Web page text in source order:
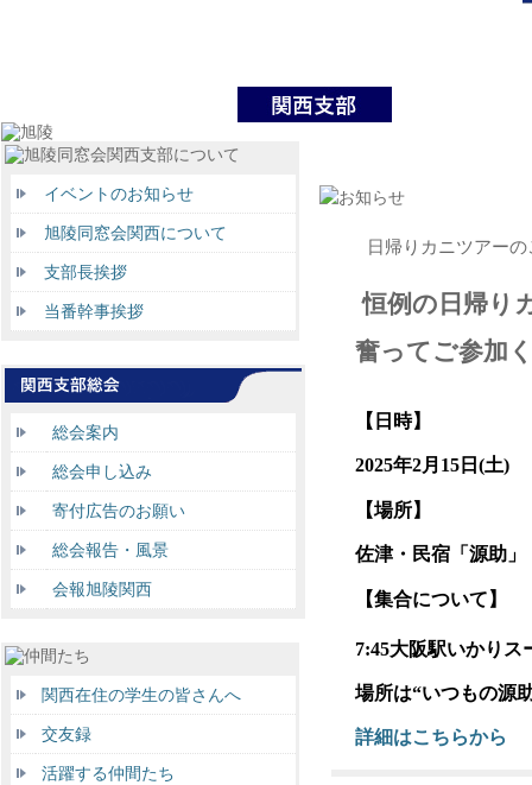
イベントのお知らせ
旭陵同窓会関西について
支部長挨拶
当番幹事挨拶
総会案内
総会申し込み
寄付広告のお願い
総会報告・風景
会報旭陵関西
関西在住の学生の皆さんへ
交友録
活躍する仲間たち
日帰りカニツアー
恒例の日帰り
奮ってご参加
【日時】
2025年2月 15 日 (土)
【場所】
佐津・民宿「源助
【集合について】
7:45大阪駅いかりス
場所は“いつもの源
詳細はこちらから